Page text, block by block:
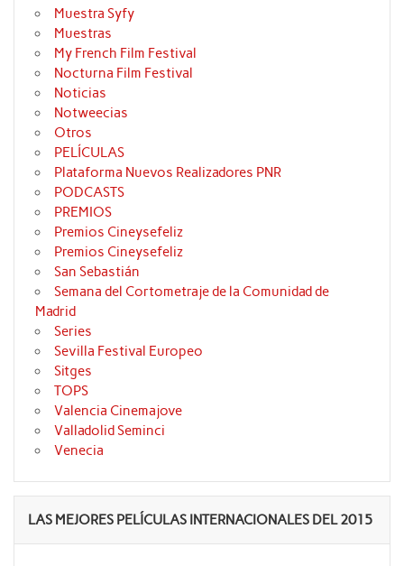
Muestra Syfy
Muestras
My French Film Festival
Nocturna Film Festival
Noticias
Notweecias
Otros
PELÍCULAS
Plataforma Nuevos Realizadores PNR
PODCASTS
PREMIOS
Premios Cineysefeliz
Premios Cineysefeliz
San Sebastián
Semana del Cortometraje de la Comunidad de
Madrid
Series
Sevilla Festival Europeo
Sitges
TOPS
Valencia Cinemajove
Valladolid Seminci
Venecia
LAS MEJORES PELÍCULAS INTERNACIONALES DEL 2015